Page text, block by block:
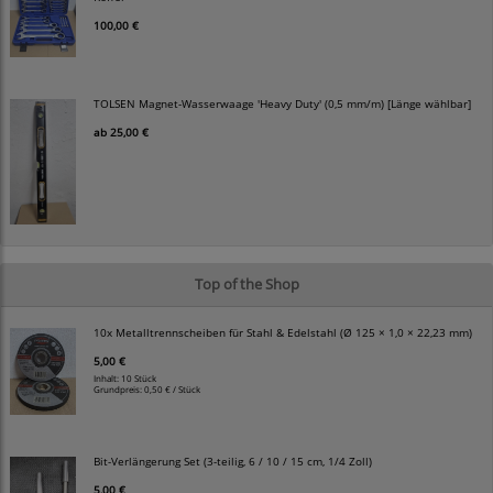
100,00 €
TOLSEN Magnet-Wasserwaage 'Heavy Duty' (0,5 mm/m) [Länge wählbar]
ab 25,00 €
Top of the Shop
10x Metalltrennscheiben für Stahl & Edelstahl (Ø 125 × 1,0 × 22,23 mm)
5,00 €
Inhalt: 10 Stück
Grundpreis:0,50 € / Stück
Bit-Verlängerung Set (3-teilig, 6 / 10 / 15 cm, 1/4 Zoll)
5,00 €